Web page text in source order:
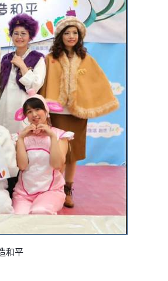
和平